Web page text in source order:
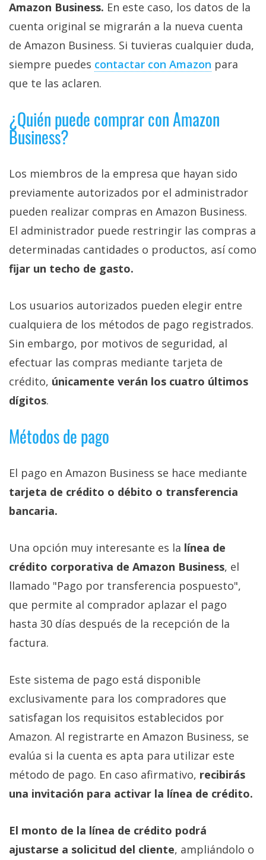
Amazon Business. En este caso, los datos de la
cuenta original se migrarán a la nueva cuenta
de Amazon Business. Si tuvieras cualquier duda,
siempre puedes contactar con Amazon para
que te las aclaren.
¿Quién puede comprar con Amazon
Business?
Los miembros de la empresa que hayan sido
previamente autorizados por el administrador
pueden realizar compras en Amazon Business.
El administrador puede restringir las compras a
determinadas cantidades o productos, así como
fijar un techo de gasto.
Los usuarios autorizados pueden elegir entre
cualquiera de los métodos de pago registrados.
Sin embargo, por motivos de seguridad, al
efectuar las compras mediante tarjeta de
crédito, únicamente verán los cuatro últimos
dígitos.
Métodos de pago
El pago en Amazon Business se hace mediante
tarjeta de crédito o débito o transferencia
bancaria.
Una opción muy interesante es la línea de
crédito corporativa de Amazon Business, el
llamado "Pago por transferencia pospuesto",
que permite al comprador aplazar el pago
hasta 30 días después de la recepción de la
factura.
Este sistema de pago está disponible
exclusivamente para los compradores que
satisfagan los requisitos establecidos por
Amazon. Al registrarte en Amazon Business, se
evalúa si la cuenta es apta para utilizar este
método de pago. En caso afirmativo, recibirás
una invitación para activar la línea de crédito.
El monto de la línea de crédito podrá
ajustarse a solicitud del cliente, ampliándolo o